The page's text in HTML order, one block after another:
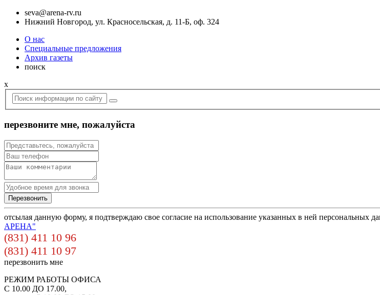
seva@arena-rv.ru
Нижний Новгород, ул. Красносельская, д. 11-Б, оф. 324
О нас
Специальные предложения
Архив газеты
поиск
x
перезвоните мне, пожалуйста
отсылая данную форму, я подтверждаю свое согласие на использование указанных в ней персональных
АРЕНА"
(831) 411 10 96
(831) 411 10 97
перезвонить мне
РЕЖИМ РАБОТЫ ОФИСА
С 10.00 ДО 17.00,